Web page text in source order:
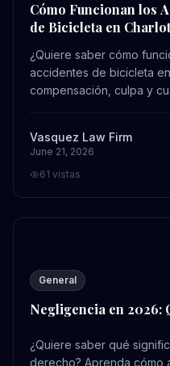
Cómo Funcionan los
de Bicicleta en
¿Quiere saber cómo
accidentes de bicicleta
compensación, culpa y
Vasquez Law Firm
June 21, 2026
61 vistas
Negligencia en 2026:
General
Negligencia en 2026:
¿Quiere saber qué
derecho? Aprenda cómo